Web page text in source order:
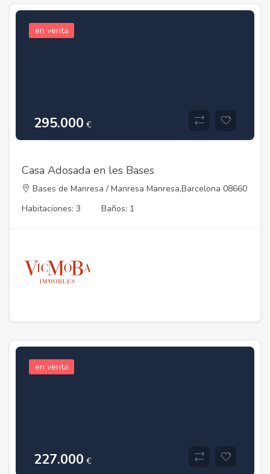
en venta
295.000 €
Casa Adosada en les Bases
Bases de Manresa / Manresa Manresa,Barcelona 08660
Habitaciones: 3
Baños: 1
en venta
227.000 €